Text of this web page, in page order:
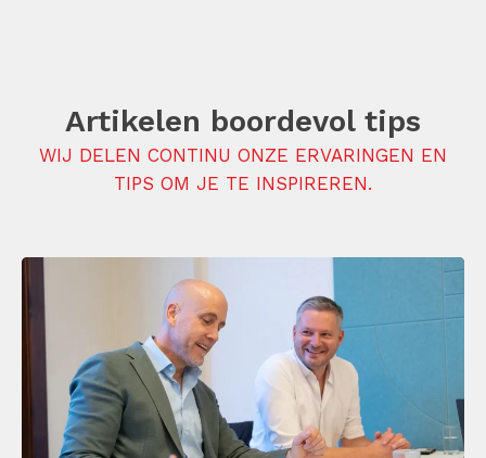
Artikelen boordevol tips
WIJ DELEN CONTINU ONZE ERVARINGEN EN
TIPS OM JE TE INSPIREREN.